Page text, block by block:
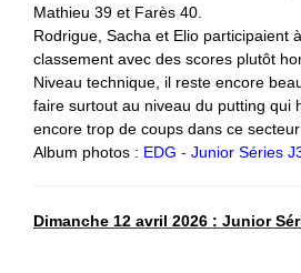
Mathieu 39 et Farès 40.
Rodrigue, Sacha et Elio participaient
classement avec des scores plutôt
Niveau technique, il reste encore
faire surtout au niveau du putting qui
encore trop de coups dans ce
Album photos : EDG - Junior Séries
Dimanche 12 avril 2026 : Junior